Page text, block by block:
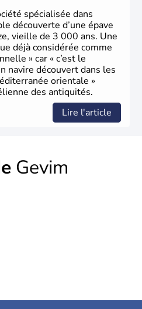
spécialisée dans
découverte d’une épave
vieille de 3 000 ans. Une
déjà considérée comme
» car « c’est le
navire découvert dans les
orientale »
des antiquités.
Lire l'article
Gevim